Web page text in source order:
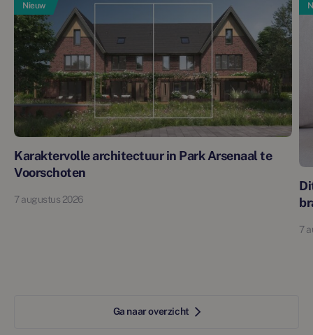
Nieuw
Karaktervolle architectuur in Park Arsenaal te
Voorschoten
7 augustus 2026
7
Ga naar overzicht